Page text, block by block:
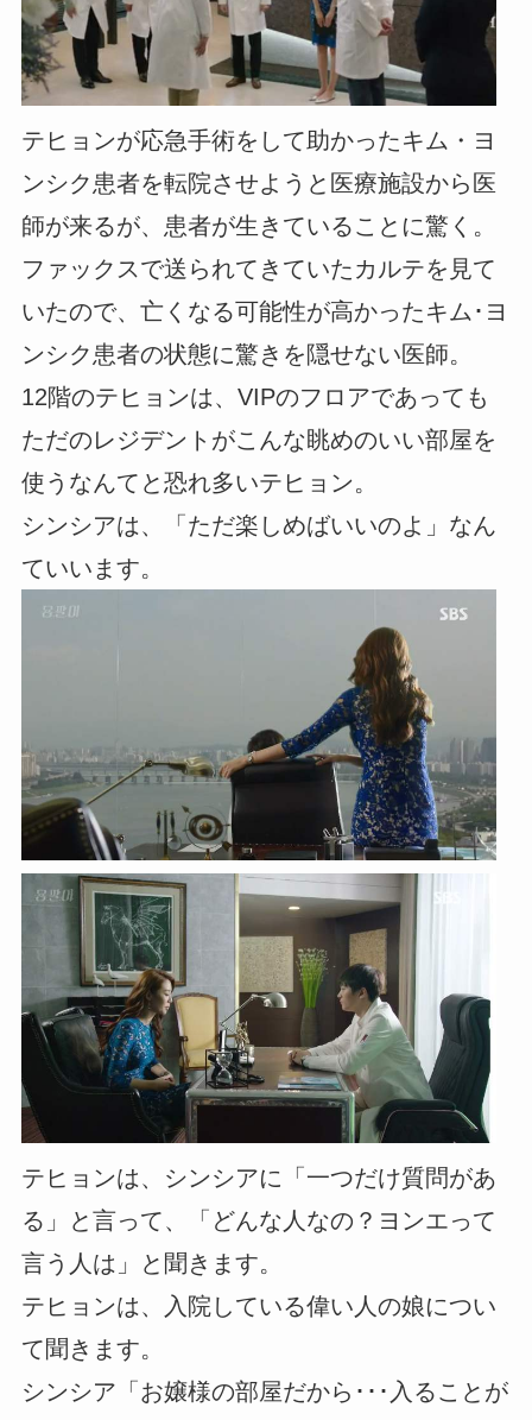
テヒョンが応急手術をして助かったキム・ヨ
ンシク患者を転院させようと医療施設から医
師が来るが、患者が生きていることに驚く。
ファックスで送られてきていたカルテを見て
いたので、亡くなる可能性が高かったキム･ヨ
ンシク患者の状態に驚きを隠せない医師。
12階のテヒョンは、VIPのフロアであっても
ただのレジデントがこんな眺めのいい部屋を
使うなんてと恐れ多いテヒョン。
シンシアは、「ただ楽しめばいいのよ」なん
ていいます。
テヒョンは、シンシアに「一つだけ質問があ
る」と言って、「どんな人なの？ヨンエって
言う人は」と聞きます。
テヒョンは、入院している偉い人の娘につい
て聞きます。
シンシア「お嬢様の部屋だから･･･入ることが